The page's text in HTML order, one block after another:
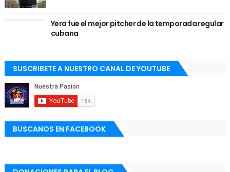
Yera fue el mejor pitcher de la temporada regular
cubana
SUSCRIBETE A NUESTRO CANAL DE YOUTUBE
BUSCANOS EN FACEBOOK